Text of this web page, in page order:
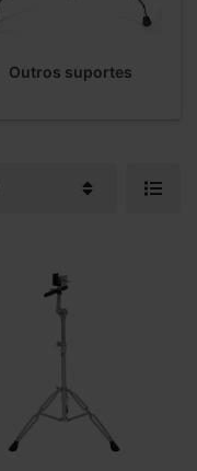
Outros suportes